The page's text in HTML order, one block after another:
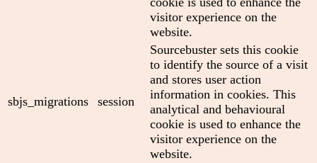
visitor experience on the
website.
sbjs_migrations session
Sourcebuster sets this cookie
to identify the source of a visit
and stores user action
information in cookies. This
analytical and behavioural
cookie is used to enhance the
visitor experience on the
website.